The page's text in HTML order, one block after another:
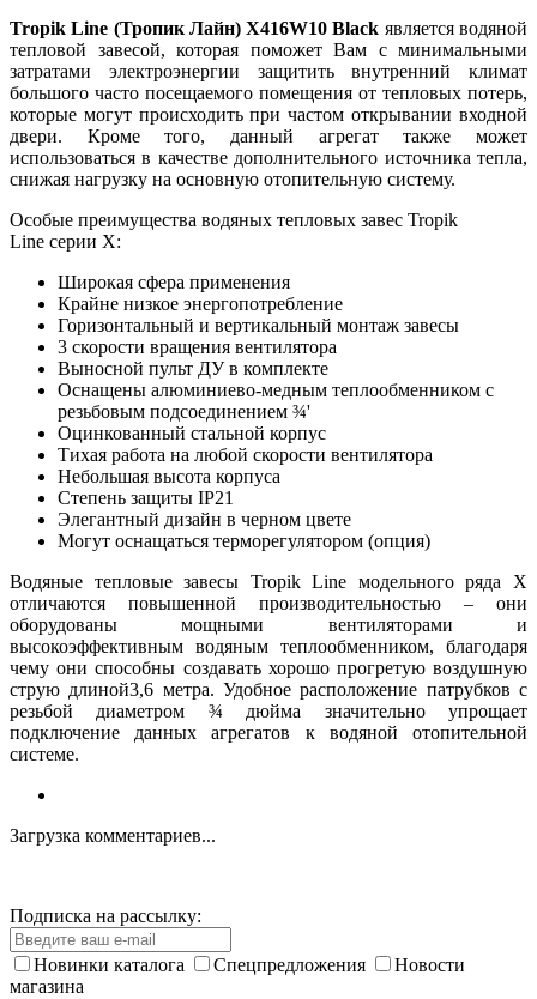
Tropik Line (Тропик Лайн)X416W10 Black является водяной
тепловой завесой, которая поможет Вам с минимальными
затратами электроэнергии защитить внутренний климат
большого часто посещаемого помещения от тепловых потерь,
которые могут происходить при частом открывании входной
двери. Кроме того, данный агрегат также может
использоваться в качестве дополнительного источника тепла,
снижая нагрузку на основную отопительную систему.
Особые преимущества водяных тепловых завес Tropik
Line серии X:
Широкая сфера применения
Крайне низкое энергопотребление
Горизонтальный и вертикальный монтаж завесы
3 скорости вращения вентилятора
Выносной пульт ДУ в комплекте
Оснащены алюминиево-медным теплообменником с
резьбовым подсоединением ¾'
Оцинкованный стальной корпус
Тихая работа на любой скорости вентилятора
Небольшая высота корпуса
Степень защиты IP21
Элегантный дизайн в черном цвете
Могут оснащаться терморегулятором (опция)
Водяные тепловые завесы Tropik Line модельного ряда Х
отличаются повышенной производительностью – они
оборудованы мощными вентиляторами и
высокоэффективным водяным теплообменником, благодаря
чему они способны создавать хорошо прогретую воздушную
струю длиной3,6 метра. Удобное расположение патрубков с
резьбой диаметром ¾ дюйма значительно упрощает
подключение данных агрегатов к водяной отопительной
системе.
Загрузка комментариев...
Подписка на рассылку:
Новинки каталога Спецпредложения
Новости
магазина